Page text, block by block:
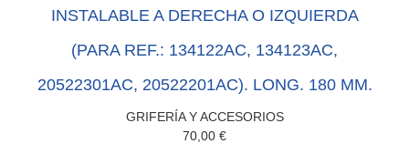
INSTALABLE A DERECHA O IZQUIERDA
(PARA REF.: 134122AC, 134123AC,
20522301AC, 20522201AC). LONG. 180 MM.
GRIFERÍA Y ACCESORIOS
70,00 €